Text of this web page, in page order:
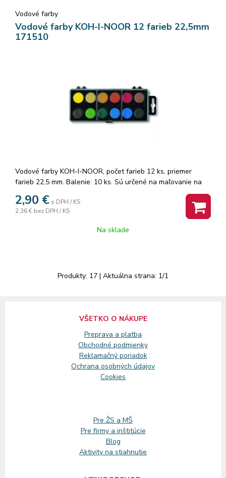
Vodové farby
Vodové farby KOH-I-NOOR 12 farieb 22,5mm
171510
Vodové farby KOH-I-NOOR, počet farieb 12 ks, priemer
farieb 22,5 mm. Balenie: 10 ks. Sú určené na maľovanie na
priemer 22,3, výška 4,5mm Značka: KOH-I-NOOR.
2,90 € s DPH / KS
2,36 € bez DPH / KS
Na sklade
Produkty: 17 | Aktuálna strana: 1/1
VŠETKO O NÁKUPE
Preprava a platba
Obchodné podmienky
Reklamačný poriadok
Ochrana osobných údajov
Cookies
Pre ŽS a MŠ
Pre firmy a inštitúcie
Blog
Aktivity na stiahnutie